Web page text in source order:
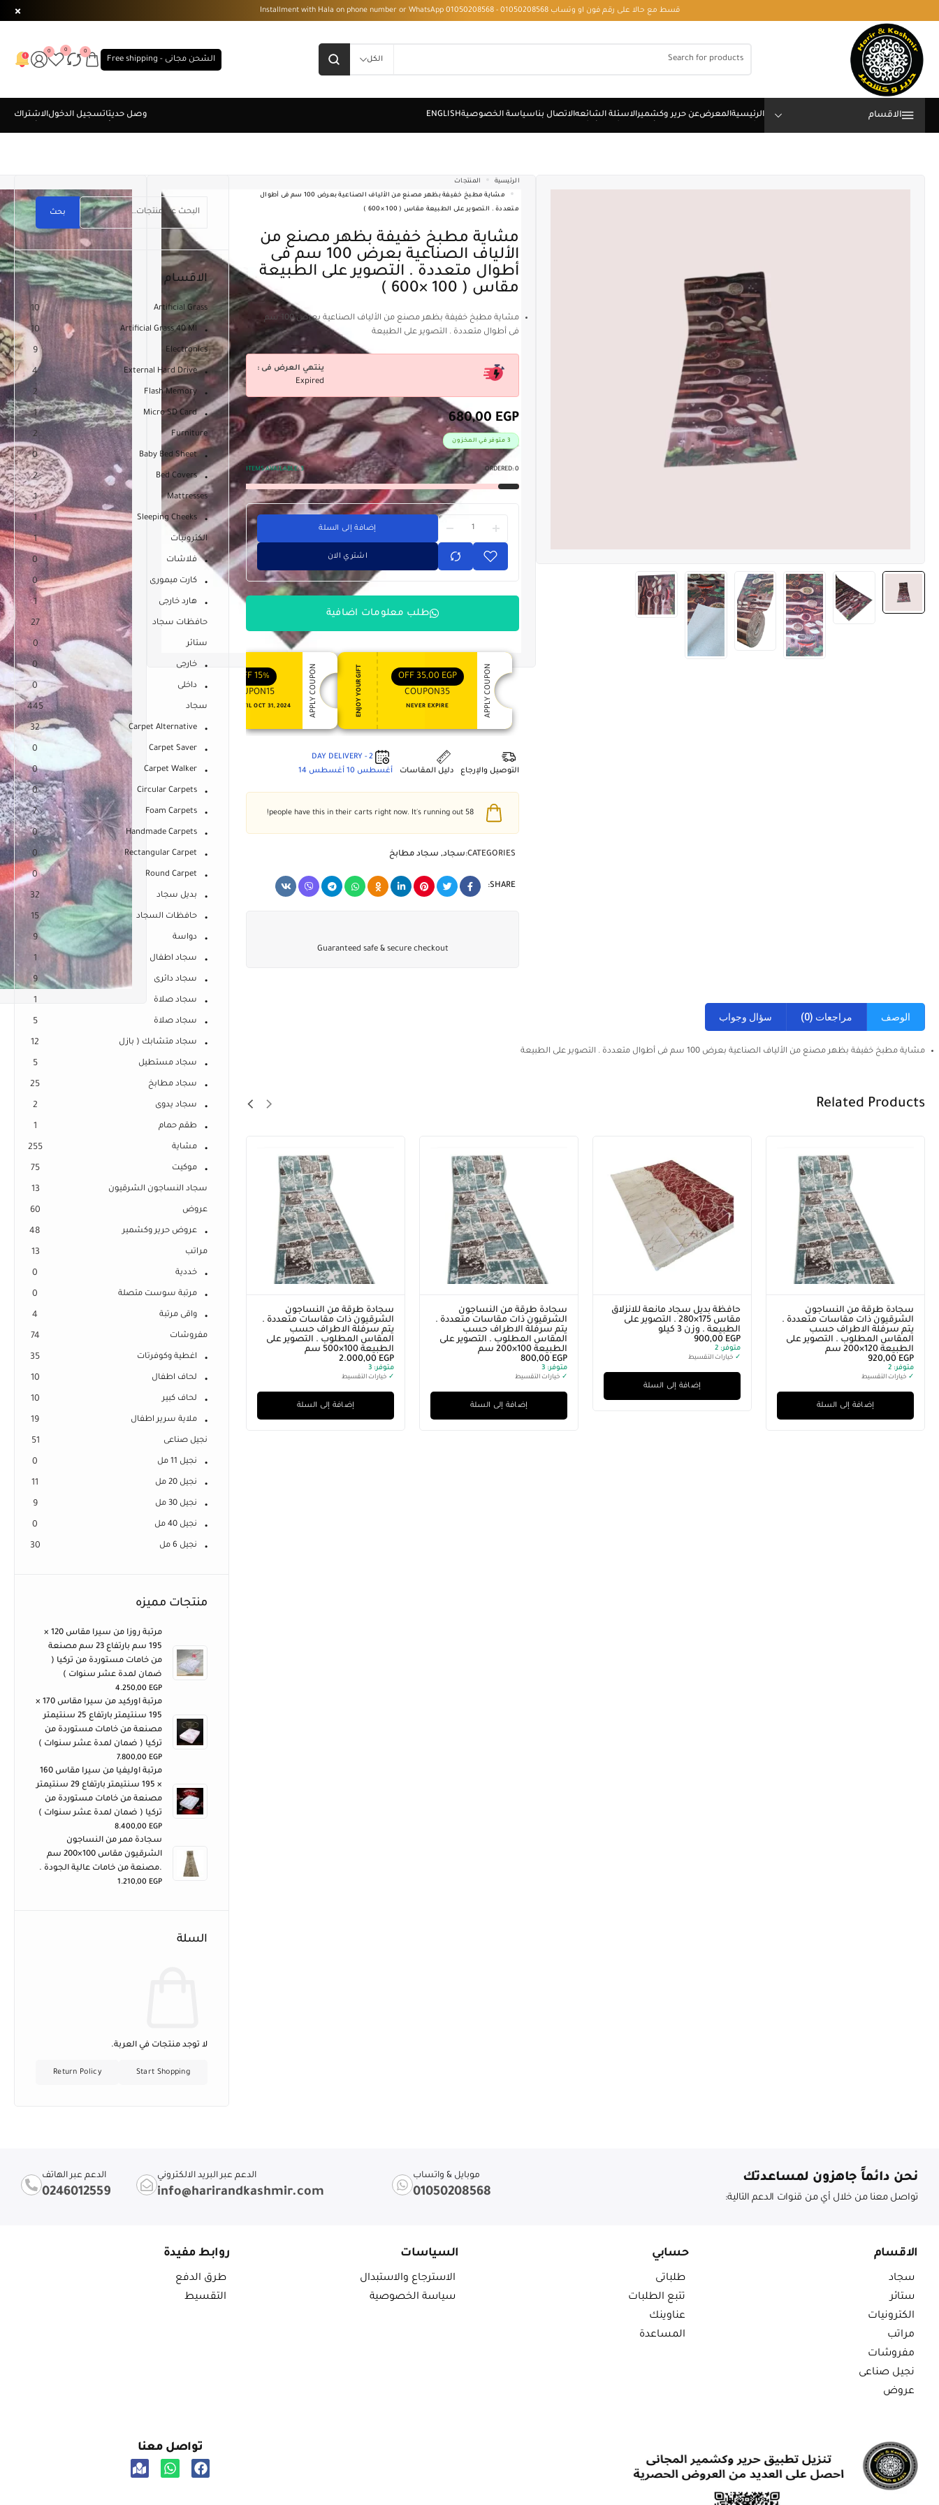
قسط مع حالا على رقم فون او وتساب 01050208568 - Installment with Hala on phone number or WhatsApp 01050208568
الكل الشحن مجانى - Free shipping
0
0
0
الاقسام
الرئيسية
المنتجات
مشاية مطبخ خفيفة بظهر مصنع من الألياف الصناعية بعرض 100 سم فى أطوال
متعددة . التصوير على الطبيعة مقاس ( 100 ×600 )
مشاية مطبخ خفيفة بظهر مصنع من
الألياف الصناعية بعرض 100 سم فى
أطوال متعددة . التصوير على الطبيعة
مقاس ( 100 ×600 )
مشاية مطبخ خفيفة بظهر مصنع من الألياف الصناعية بعرض 100 سم
فى أطوال متعددة . التصوير على الطبيعة
ينتهي العرض فى :
Expired
680,00 EGP
3 متوفر في المخزون
ORDERED: 0
ITEMS AVAILABLE:3
إضافة إلى السلة
اشتري الان
طلب معلومات اضافية
ENJOY YOUR GIFT 35,00 EGP
OFF
COUPON35
NEVER EXPIRE APPLY COUPON
ENJOY YOUR GIFT 15%
OFF
COUPON15
VALID UNTIL OCT 31, 2024 APPLY COUPON
ENJOY YOUR GIFT 10%
OFF
COUPON10
NEVER EXPIRE
التوصيل والإرجاع دليل المقاسات
2 - DAY DELIVERY
أغسطس 10
أغسطس 14
58
CATEGORIES: سجاد, سجاد مطابخ
SHARE:
Guaranteed safe & secure checkout
الوصف مراجعات (0) سؤال وجواب
مشاية مطبخ خفيفة بظهر مصنع من الألياف الصناعية بعرض 100 سم فى أطوال متعددة . التصوير على الطبيعة
Related Products
سجادة طرقة من النساجون
الشرقيون ذات مقاسات متعددة .
يتم سرفلة الاطراف حسب
المقاس المطلوب . التصوير على
الطبيعة 120×200 سم
920,00 EGP
متوفر:
✓ خيارات التقسيط
إضافة إلى السلة
حافظة بديل سجاد مانعة للانزلاق
مقاس 175×280 . التصوير على
الطبيعة . وزن 3 كيلو
900,00 EGP
متوفر:
✓ خيارات التقسيط
إضافة إلى السلة
سجادة طرقة من النساجون
الشرقيون ذات مقاسات متعددة .
يتم سرفلة الاطراف حسب
المقاس المطلوب . التصوير على
الطبيعة 100×200 سم
800,00 EGP
متوفر:
✓ خيارات التقسيط
إضافة إلى السلة
سجادة طرقة من النساجون
الشرقيون ذات مقاسات متعددة .
يتم سرفلة الاطراف حسب
المقاس المطلوب . التصوير على
الطبيعة 100×500 سم
2.000,00 EGP
متوفر:
✓ خيارات التقسيط
إضافة إلى السلة
بحث
الاقسام
Artificial Grass
10
Artificial Grass 40 Ml
10
Electronics
9
External Hard Drive
4
Flash Memory
2
Micro SD Card
1
Furniture
2
Baby Bed Sheet
0
Bed Covers
2
Mattresses
1
Sleeping Cheeks
1
الكترونيات 1
فلاشات 0
كارت ميمورى 0
هارد خارجى 1
حافظات سجاد 27
ستائر 0
خارجى 0
داخلى 0
سجاد 445
Carpet Alternative
32
Carpet Saver
0
Carpet Walker
0
Circular Carpets
0
Foam Carpets
7
Handmade Carpets
0
Rectangular Carpet
0
Round Carpet
0
بديل سجاد 32
حافظات السجاد 15
دواسة 9
سجاد اطفال 1
سجاد دائرى 9
سجاد صلاة 1
سجاد صلاة 5
سجاد متشابك ( بازل 12
سجاد مستطيل 5
سجاد مطابخ 25
سجاد يدوى 2
طقم حمام 1
مشاية 255
موكيت 75
سجاد النساجون الشرقيون 13
عروض 60
عروض حرير وكشمير 48
مراتب 13
خددية 0
مرتبة سوست متصلة 0
واقى مرتبة 4
مفروشات 74
اغطية وكوفرتات 35
لحاف اطفال 10
لحاف كبير 10
ملاية سرير اطفال 19
نجيل صناعى 51
نجيل 11 مل 0
نجيل 20 مل 11
نجيل 30 مل 9
نجيل 40 مل 0
نجيل 6 مل 30
منتجات مميزه
مرتبة روزا من سيرا مقاس 120 ×
195 سم بارتفاع 23 سم مصنعة
من خامات مستوردة من تركيا (
ضمان لمدة عشر سنوات )
4.250,00 EGP
مرتبة اوركيد من سيرا مقاس 170 ×
195 سنتيمتر بارتفاع 25 سنتيمتر
مصنعة من خامات مستوردة من
تركيا ( ضمان لمدة عشر سنوات )
7.800,00 EGP
مرتبة اوليفيا من سيرا مقاس 160
× 195 سنتيمتر بارتفاع 29 سنتيمتر
مصنعة من خامات مستوردة من
تركيا ( ضمان لمدة عشر سنوات )
8.400,00 EGP
سجادة ممر من النساجون
الشرقيون مقاس 100×200 سم
.مصنعة من خامات عالية الجودة .
1.210,00 EGP
السلة
لا توجد منتجات في العربة.
Start Shopping
Return Policy
نحن دائماً جاهزون لمساعدتك
تواصل معنا من خلال أي من قنوات الدعم التالية:
موبايل & واتساب
01050208568
الدعم عبر البريد الالكتروني
info@harirandkashmir.com
الدعم عبر الهاتف
0246012559
الاقسام
سجاد
ستائر
الكترونيات
مراتب
مفروشات
نجيل صناعى
عروض
حسابي
طلباتى
تتبع الطلبات
عناوينك
المساعدة
السياسات
الاسترجاع والاستبدال
سياسة الخصوصية
روابط مفيدة
طرق الدفع
التقسيط
تواصل معنا